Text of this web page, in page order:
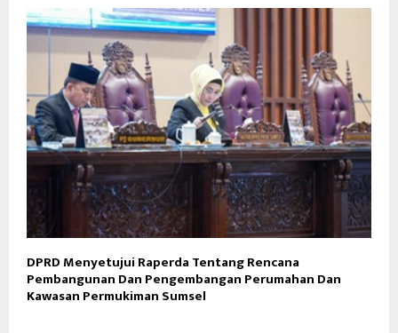
DPRD Menyetujui Raperda Tentang Rencana
Pembangunan Dan Pengembangan Perumahan Dan
Kawasan Permukiman Sumsel